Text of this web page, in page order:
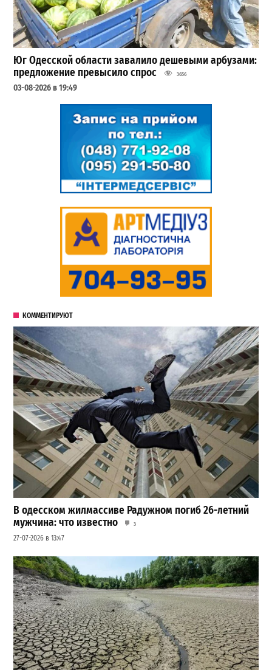
Юг Одесской области завалило дешевыми арбузами:
предложение превысило спрос
3656
03-08-2026 в 19:49
КОММЕНТИРУЮТ
В одесском жилмассиве Радужном погиб 26-летний
мужчина: что известно
3
27-07-2026 в 13:47